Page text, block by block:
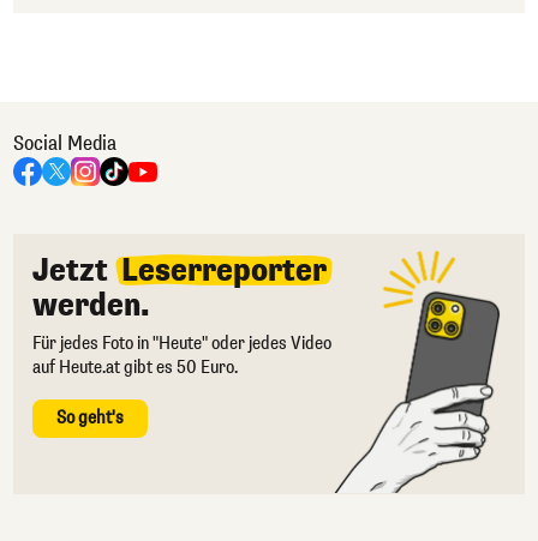
Social Media
Jetzt Leserreporter
werden.
Für jedes Foto in "Heute" oder jedes Video
auf Heute.at gibt es 50 Euro.
So geht's